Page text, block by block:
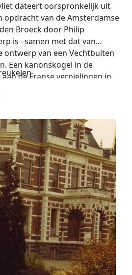
dateert oorspronkelijk uit
opdracht van de Amsterdamse
Broeck door Philip
is –samen met dat van
ontwerp van een Vechtbuiten
Een kanonskogel in de
de Franse vernielingen in
1750, toen verkeer over de
steeds meer de
verdreef, is het huis grondig
aan de Vechtzijde
Op de plaats van de
een koepelkamer tegen het
voorbeeld van de
buitehplaats on ondergaan
mode en in dit geval een
twee
Ignatius van Logteren.